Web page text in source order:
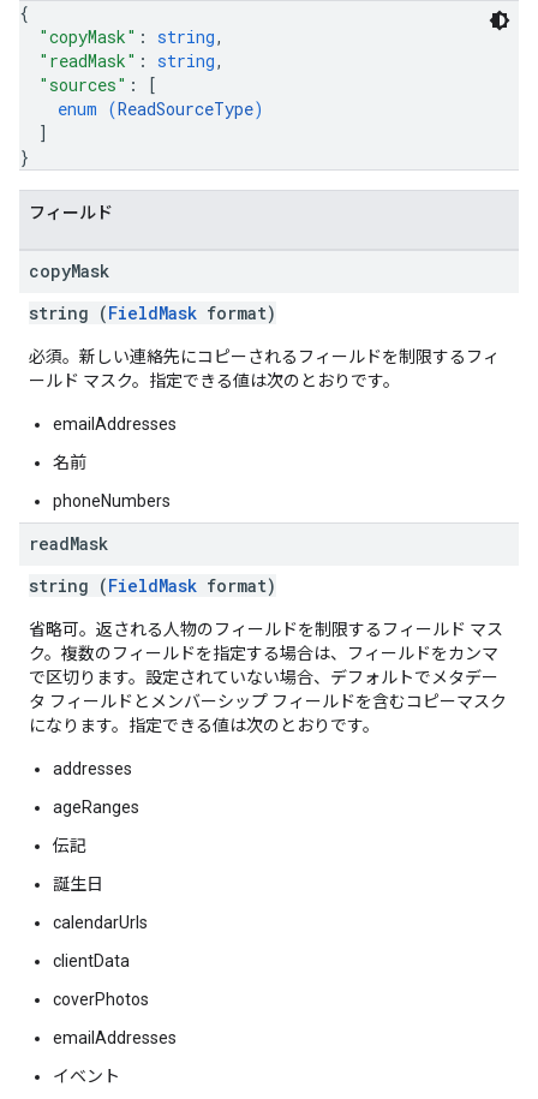
{
"copyMask" : string,
"readMask" : string,
"sources" :
[
enum (ReadSourceType)
]
}
フィールド
copyMask
string (FieldMask format)
必須。新しい連絡先にコピーされるフィールドを制限するフィ
ールド マスク。指定できる値は次のとおりです。
emailAddresses
名前
phoneNumbers
readMask
string (FieldMask format)
省略可。返される人物のフィールドを制限するフィールド マス
ク。複数のフィールドを指定する場合は、フィールドをカンマ
で区切ります。設定されていない場合、デフォルトでメタデー
タ フィールドとメンバーシップ フィールドを含むコピーマスク
になります。指定できる値は次のとおりです。
addresses
ageRanges
伝記
誕生日
calendarUrls
clientData
coverPhotos
emailAddresses
イベント